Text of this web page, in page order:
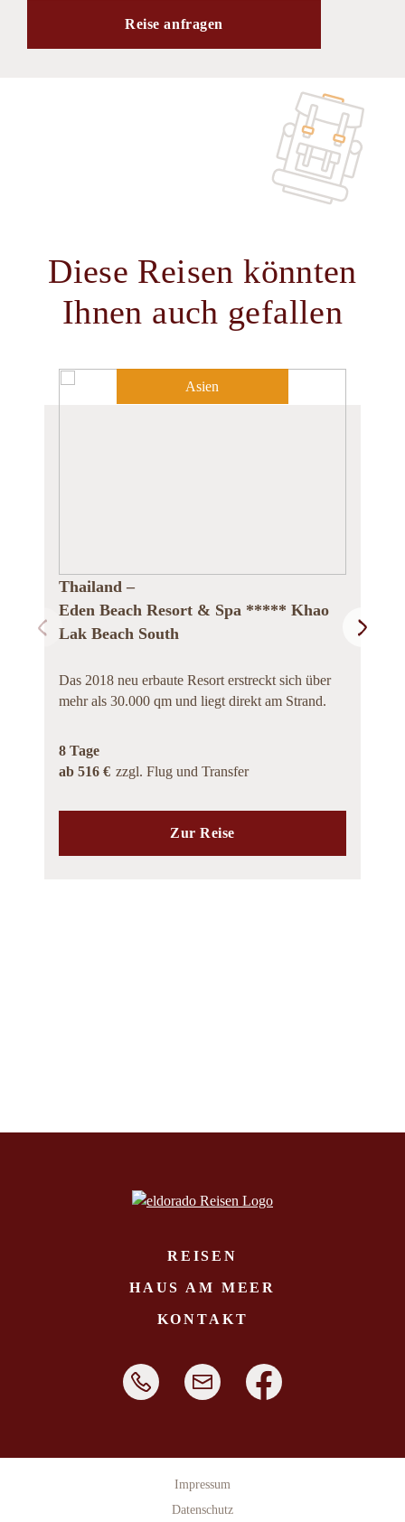
Reise anfragen
Diese Reisen könnten
Ihnen auch gefallen
Asien
Thailand –
Eden Beach Resort & Spa ***** Khao
Lak Beach South
Das 2018 neu erbaute Resort erstreckt sich über
mehr als 30.000 qm und liegt direkt am Strand.
8 Tage
ab 516 € zzgl. Flug und Transfer
Zur Reise
REISEN
HAUS AM MEER
KONTAKT
Impressum
Datenschutz